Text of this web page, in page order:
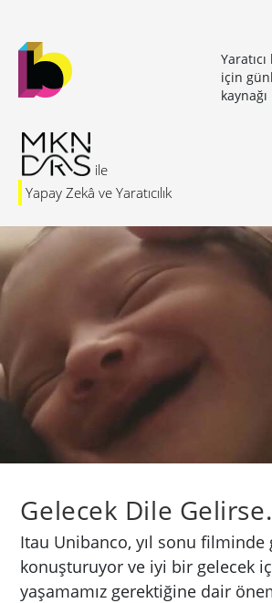
için
kaynağı
Yapay Zekâ ve Yaratıcılık
Gelecek Dile
Itau Unibanco, yıl sonu filminde
konuşturuyor ve iyi bir gelecek
yaşamamız gerektiğine dair